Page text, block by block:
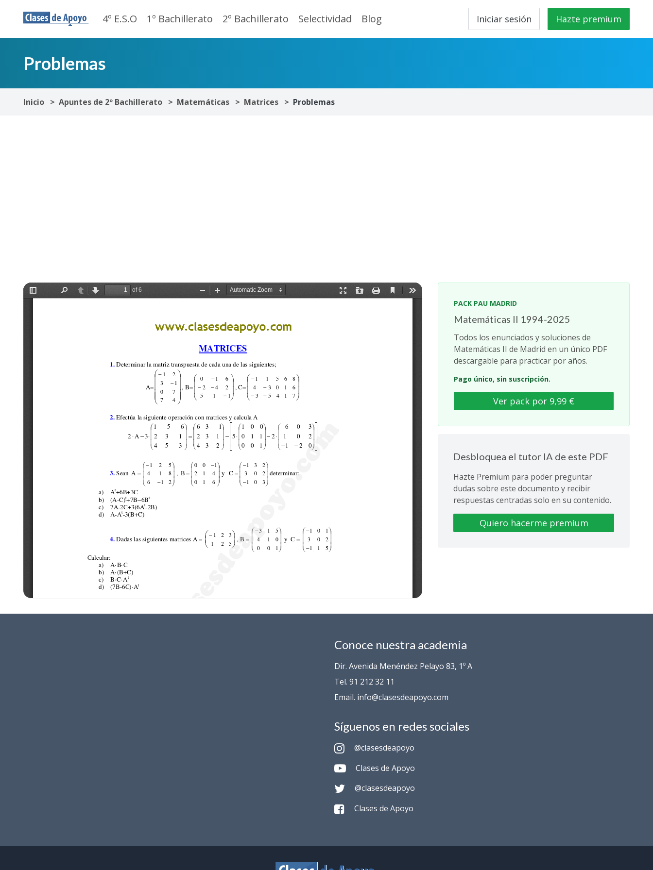
4º E.S.O 1º Bachillerato 2º Bachillerato Selectividad Blog Iniciar sesión Hazte premium
Problemas
Inicio Apuntes de 2º Bachillerato Matemáticas Matrices Problemas
PACK PAU MADRID
Matemáticas II 1994-2025
Todos los enunciados y soluciones de
Matemáticas II de Madrid en un único PDF
descargable para practicar por años.
Pago único, sin suscripción.
Ver pack por 9,99 €
Desbloquea el tutor IA de este PDF
Hazte Premium para poder preguntar
dudas sobre este documento y recibir
respuestas centradas solo en su contenido.
Quiero hacerme premium
Conoce nuestra academia
Dir. Avenida Menéndez Pelayo 83, 1º A
Tel. 91 212 32 11
Email. info@clasesdeapoyo.com
Síguenos en redes sociales
@clasesdeapoyo
Clases de Apoyo
@clasesdeapoyo
Clases de Apoyo